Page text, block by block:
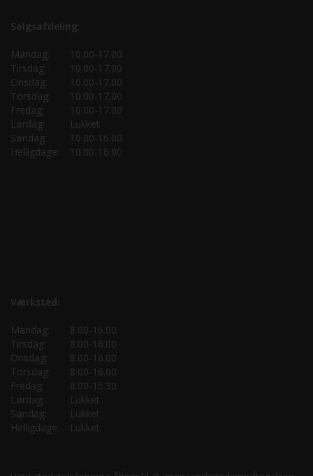
Salgsafdeling:
Mandag:
10.00-17.00
Tirsdag:
10.00-17.00
Onsdag:
10.00-17.00
Torsdag:
10.00-17.00
Fredag:
10.00-17.00
Lørdag:
Lukket
Søndag:
10.00-16.00
Helligdage:
10.00-16.00
Værksted:
Mandag:
8.00-16.00
Tirsdag:
8.00-16.00
Onsdag:
8.00-16.00
Torsdag:
8.00-16.00
Fredag:
8.00-15.30
Lørdag:
Lukket
Søndag:
Lukket
Helligdage:
Lukket